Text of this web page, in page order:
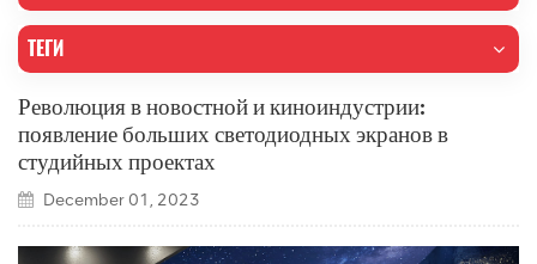
ТЕГИ
Революция в новостной и киноиндустрии:
появление больших светодиодных экранов в
студийных проектах
December 01, 2023